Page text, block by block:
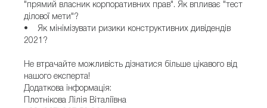
"прямий власник корпоративних прав". Як впливає "тест
ділової мети"?
• Як мінімізувати ризики конструктивних дивідендів
2021?
Не втрачайте можливість дізнатися більше цікавого від
нашого експерта!
Додаткова інформація:
Плотнікова Лілія Віталіївна